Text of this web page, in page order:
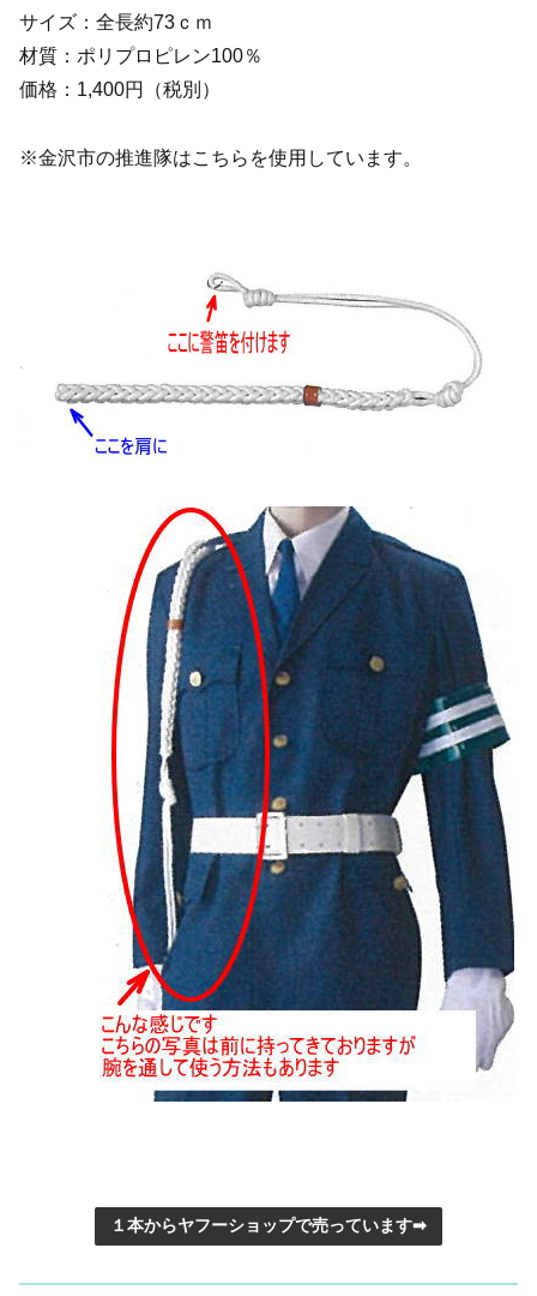
サイズ：全長約73ｃｍ
材質：ポリプロピレン100％
価格：1,400円（税別）
※金沢市の推進隊はこちらを使用しています。
１本からヤフーショップで売っています➡